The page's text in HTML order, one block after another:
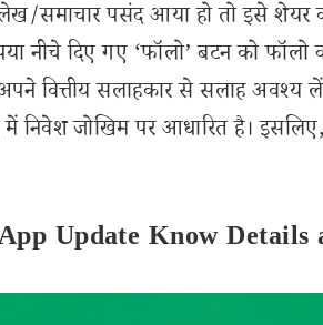
समाचार पसंद आया हो तो इसे
नीचे दिए गए ‘फॉलो’ बटन को
वित्तीय सलाहकार से सलाह अवश्य
जोखिम पर आधारित है। इसलिए,
Update Know Details